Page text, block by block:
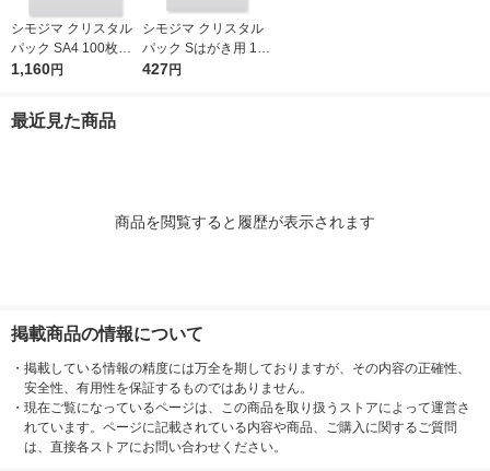
シモジマ クリスタル
パック SA4 100枚入 6
739200 1袋(100枚入)
1,160円
シモジマ クリスタル
パック Sはがき用 100
枚入 6751700 1袋(10
427円
最近見た商品
商品を閲覧すると履歴が表示されます
掲載商品の情報について
・ 掲載している情報の精度には万全を期しておりますが、その内容の正確性、
安全性、有用性を保証するものではありません。
・ 現在ご覧になっているページは、この商品を取り扱うストアによって運営さ
れています。ページに記載されている内容や商品、ご購入に関するご質問
は、直接各ストアにお問い合わせください。